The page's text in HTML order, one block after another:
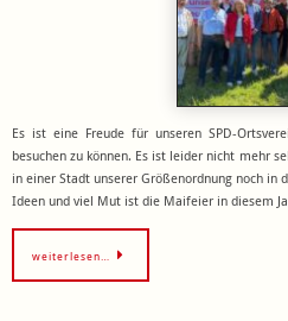
Es ist eine Freude für unseren SPD-
besuchen zu können. Es ist leider nicht mehr
in einer Stadt unserer Größenordnung noch
Ideen und viel Mut ist die Maifeier in diesem
weiterlesen…